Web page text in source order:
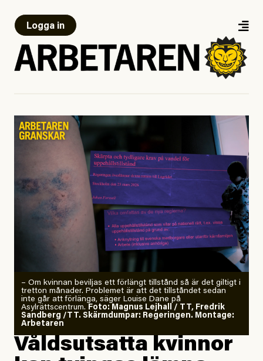
Logga in
– Om kvinnan beviljas ett förlängt tillstånd så är det giltigt i
tretton månader. Problemet är att det tillståndet sedan
inte går att förlänga, säger Louise Dane på
Asylrättscentrum. Foto: Magnus Lejhall / TT, Fredrik
Sandberg /TT. Skärmdumpar: Regeringen. Montage:
Arbetaren
Våldsutsatta kvinnor